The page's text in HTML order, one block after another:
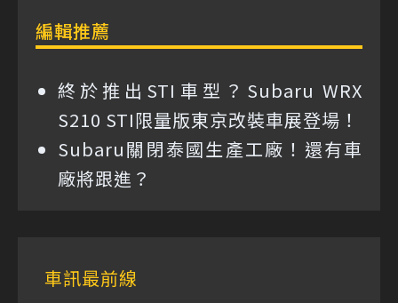
編輯推薦
終於推出STI車型？Subaru WRX
S210 STI限量版東京改裝車展登場！
Subaru關閉泰國生產工廠！還有車
廠將跟進？
車訊最前線